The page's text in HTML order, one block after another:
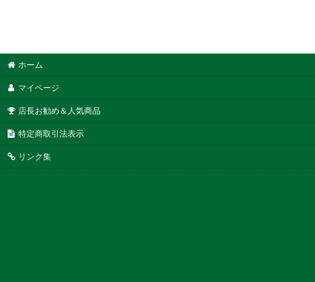
ホーム
マイページ
店長お勧め＆人気商品
特定商取引法表示
リンク集